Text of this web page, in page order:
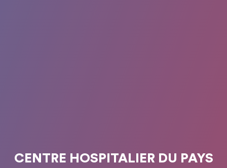
CENTRE HOSPITALIER DU PAYS